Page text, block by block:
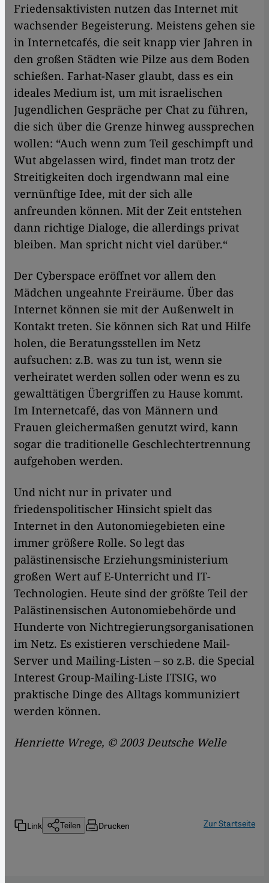
Friedensaktivisten nutzen das Internet mit
wachsender Begeisterung. Meistens gehen sie
in Internetcafés, die seit knapp vier Jahren in
den großen Städten wie Pilze aus dem Boden
schießen. Farhat-Naser glaubt, dass es ein
ideales Medium ist, um mit israelischen
Jugendlichen Gespräche per Chat zu führen,
die sich über die Grenze hinweg aussprechen
wollen: “Auch wenn zum Teil geschimpft und
Wut abgelassen wird, findet man trotz der
Streitigkeiten doch irgendwann mal eine
vernünftige Idee, mit der sich alle
anfreunden können. Mit der Zeit entstehen
dann richtige Dialoge, die allerdings privat
bleiben. Man spricht nicht viel darüber.“
Der Cyberspace eröffnet vor allem den
Mädchen ungeahnte Freiräume. Über das
Internet können sie mit der Außenwelt in
Kontakt treten. Sie können sich Rat und Hilfe
holen, die Beratungsstellen im Netz
aufsuchen: z.B. was zu tun ist, wenn sie
verheiratet werden sollen oder wenn es zu
gewalttätigen Übergriffen zu Hause kommt.
Im Internetcafé, das von Männern und
Frauen gleichermaßen genutzt wird, kann
sogar die traditionelle Geschlechtertrennung
aufgehoben werden.
Und nicht nur in privater und
friedenspolitischer Hinsicht spielt das
Internet in den Autonomiegebieten eine
immer größere Rolle. So legt das
palästinensische Erziehungsministerium
großen Wert auf E-Unterricht und IT-
Technologien. Heute sind der größte Teil der
Palästinensischen Autonomiebehörde und
Hunderte von Nichtregierungsorganisationen
im Netz. Es existieren verschiedene Mail-
Server und Mailing-Listen – so z.B. die Special
Interest Group-Mailing-Liste ITSIG, wo
praktische Dinge des Alltags kommuniziert
werden können.
Henriette Wrege, © 2003 Deutsche Welle
Link Teilen Drucken Zur Startseite